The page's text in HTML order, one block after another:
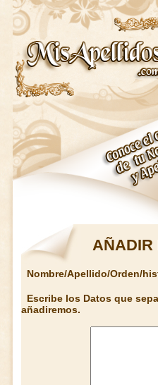
AÑADIR
Nombre/Apellido/Orden/
Escribe los Datos que
añadiremos.